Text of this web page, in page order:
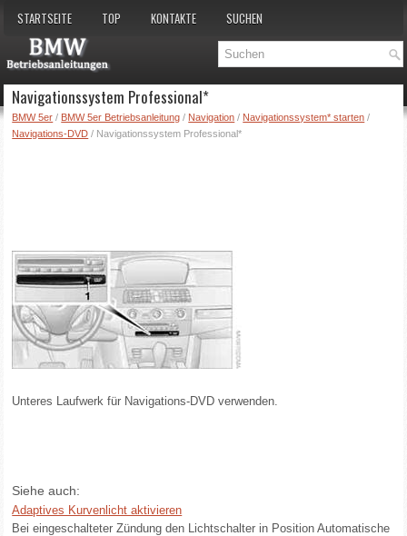
STARTSEITE TOP KONTAKTE SUCHEN
Navigationssystem Professional*
BMW 5er / BMW 5er Betriebsanleitung / Navigation / Navigationssystem* starten /
Navigations-DVD / Navigationssystem Professional*
Unteres Laufwerk für Navigations-DVD verwenden.
Siehe auch:
Adaptives Kurvenlicht aktivieren
Bei eingeschalteter Zündung den Lichtschalter in Position Automatische